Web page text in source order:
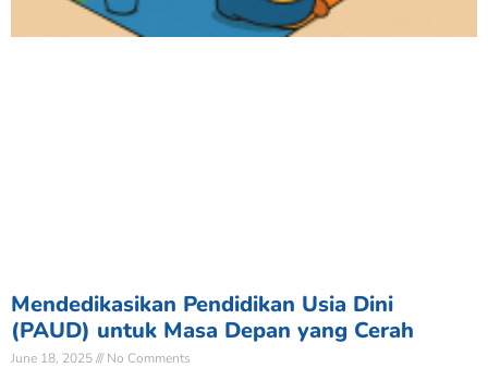
Mendedikasikan Pendidikan Usia Dini
(PAUD) untuk Masa Depan yang Cerah
June 18, 2025 No Comments